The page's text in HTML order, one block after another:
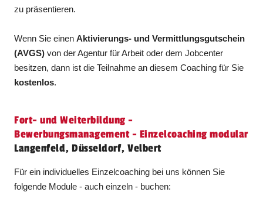
zu präsentieren.
Wenn Sie einenAktivierungs- und Vermittlungsgutschein
(AVGS) von der Agentur für Arbeit oder dem Jobcenter
besitzen, dann ist die Teilnahme an diesem Coaching für Sie
kostenlos.
Fort- und Weiterbildung -
Bewerbungsmanagement - Einzelcoaching modular
Langenfeld, Düsseldorf, Velbert
Für ein individuelles Einzelcoaching bei uns können Sie
folgende Module - auch einzeln - buchen: